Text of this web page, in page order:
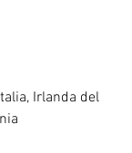
Irlanda del